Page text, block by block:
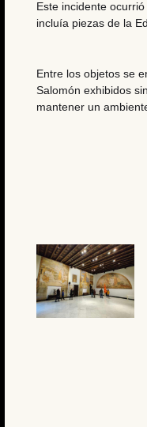
Este incidente
incluía piezas de la
Entre los objetos se
Salomón exhibidos
mantener un